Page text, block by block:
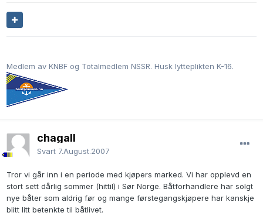
Medlem av KNBF og Totalmedlem NSSR. Husk lytteplikten K-16.
chagall
Svart 7.August.2007
Tror vi går inn i en periode med kjøpers marked. Vi har opplevd en
stort sett dårlig sommer (hittil) i Sør Norge. Båtforhandlere har solgt
nye båter som aldrig før og mange førstegangskjøpere har kanskje
blitt litt betenkte til båtlivet.